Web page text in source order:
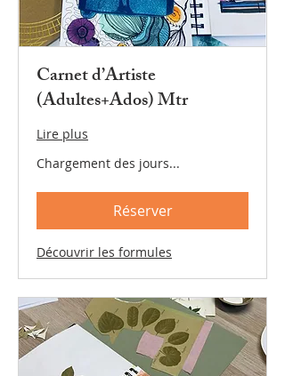
Carnet d’Artiste
(Adultes+Ados) Mtr
Lire plus
Chargement des jours...
Réserver
Découvrir les formules